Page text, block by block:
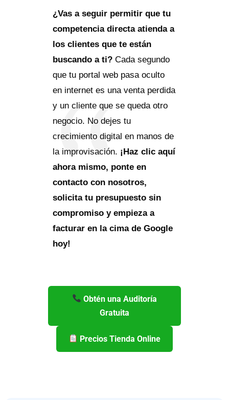
¿Vas a seguir permitir que tu
competencia directa atienda a
los clientes que te están
buscando a ti? Cada segundo
que tu portal web pasa oculto
en internet es una venta perdida
y un cliente que se queda otro
negocio. No dejes tu
crecimiento digital en manos de
la improvisación. ¡Haz clic aquí
ahora mismo, ponte en
contacto con nosotros,
solicita tu presupuesto sin
compromiso y empieza a
facturar en la cima de Google
hoy!
Obtén una Auditoría
Gratuita
Precios Tienda Online